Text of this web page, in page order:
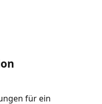
für ein